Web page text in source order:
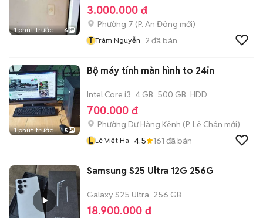
1 phút trước 6
3.000.000 đ
Phường 7 (P. An Đông mới)
T Trâm Nguyễn 2 đã bán
1 phút trước 5
Bộ máy tính màn hình to 24in
Intel Core i3 4 GB 500 GB HDD
700.000 đ
Phường Dư Hàng Kênh (P. Lê Chân mới)
L Lê Việt Ha 4.5 161 đã bán
Samsung S25 Ultra 12G 256G
Galaxy S25 Ultra 256 GB
18.900.000 đ